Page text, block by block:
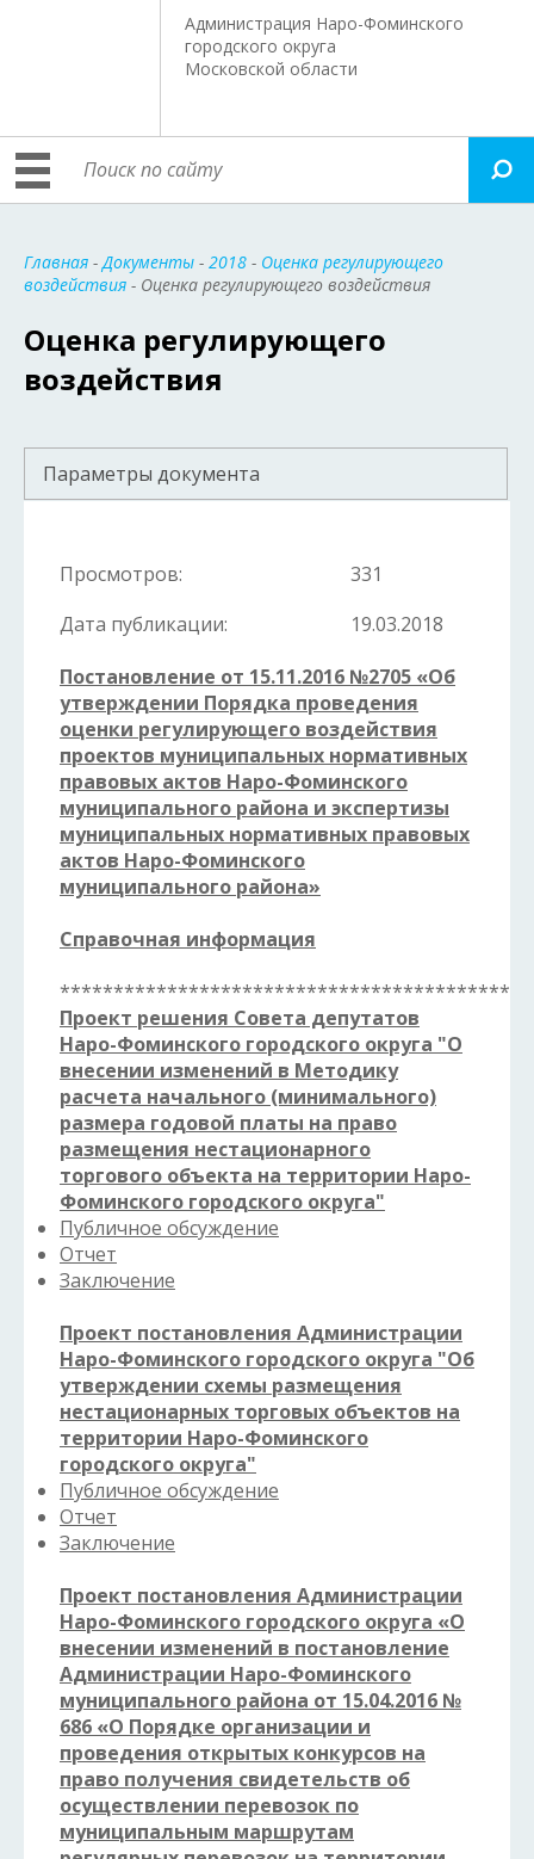
Администрация Наро-Фоминского
городского округа
Московской области
Главная -Документы - 2018 - Оценка регулирующего
воздействия - Оценка регулирующего воздействия
Оценка регулирующего
воздействия
Параметры документа
Просмотров:
331
Дата публикации:
19.03.2018
Постановление от 15.11.2016 №2705 «Об
утверждении Порядка проведения
оценки регулирующего воздействия
проектов муниципальных нормативных
правовых актов Наро-Фоминского
муниципального района и экспертизы
муниципальных нормативных правовых
актов Наро-Фоминского
муниципального района»
Справочная информация
Проект решения Совета депутатов
Наро-Фоминского городского округа "О
внесении изменений в Методику
расчета начального (минимального)
размера годовой платы на право
размещения нестационарного
торгового объекта на территории Наро-
Фоминского городского округа"
Публичное обсуждение
Отчет
Заключение
Проект постановления Администрации
Наро-Фоминского городского округа "Об
утверждении схемы размещения
нестационарных торговых объектов на
территории Наро-Фоминского
городского округа"
Публичное обсуждение
Отчет
Заключение
Проект постановления Администрации
Наро-Фоминского городского округа «О
внесении изменений в постановление
Администрации Наро-Фоминского
муниципального района от 15.04.2016 №
686 «О Порядке организации и
проведения открытых конкурсов на
право получения свидетельств об
осуществлении перевозок по
муниципальным маршрутам